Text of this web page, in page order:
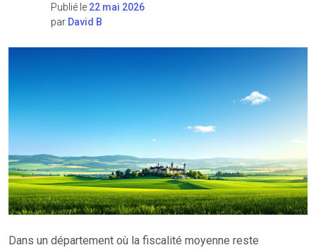
Publié le 22 mai 2026
par David B
Dans un département où la fiscalité moyenne reste